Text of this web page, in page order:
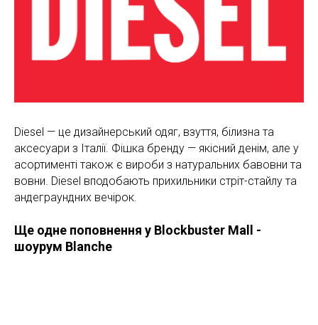
Diesel — це дизайнерський одяг, взуття, білизна та
аксесуари з Італії. Фішка бренду — якісний денім, але у
асортименті також є вироби з натуральних бавовни та
вовни. Diesel вподобають прихильники стріт-стайлу та
андеграундних вечірок.
Ще одне поповнення у Blockbuster Mall -
шоурум Blanche